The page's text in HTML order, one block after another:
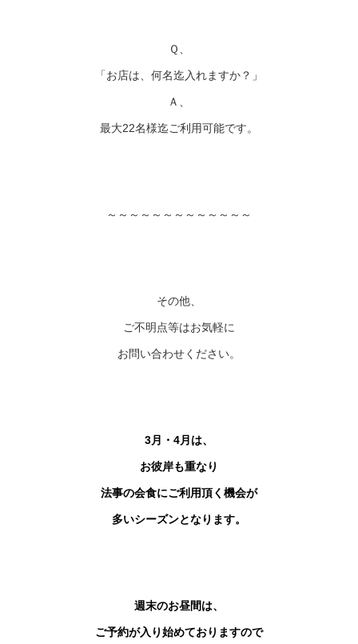
Ｑ、
「お店は、何名迄入れますか？」
Ａ、
最大22名様迄ご利用可能です。
～～～～～～～～～～～～～
その他、
ご不明点等はお気軽に
お問い合わせください。
3月・4月は、
お彼岸も重なり
法事の会食にご利用頂く機会が
多いシーズンとなります。
週末のお昼間は、
ご予約が入り始めておりますので